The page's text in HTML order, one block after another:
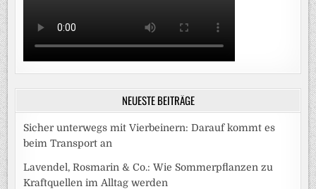
NEUESTE BEITRÄGE
Sicher unterwegs mit Vierbeinern: Darauf kommt es
beim Transport an
Lavendel, Rosmarin & Co.: Wie Sommerpflanzen zu
Kraftquellen im Alltag werden